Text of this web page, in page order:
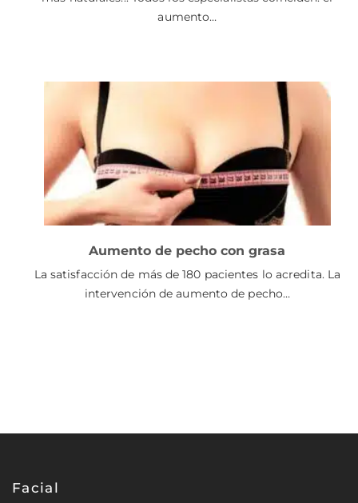
aumento…
Aumento de pecho con grasa
La satisfacción de más de 180 pacientes lo acredita. La
intervención de aumento de pecho…
Facial